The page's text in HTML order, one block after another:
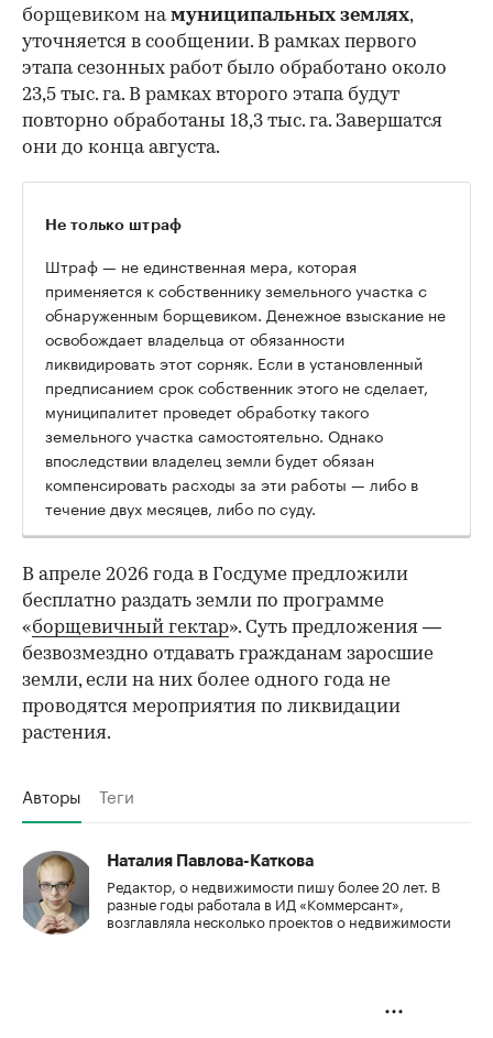
борщевиком намуниципальных землях,
уточняется в сообщении. В рамках первого
этапа сезонных работ было обработано около
23,5 тыс. га. В рамках второго этапа будут
повторно обработаны 18,3 тыс. га. Завершатся
они до конца августа.
Не только штраф
Штраф — не единственная мера, которая
применяется к собственнику земельного участка с
обнаруженным борщевиком. Денежное взыскание не
освобождает владельца от обязанности
ликвидировать этот сорняк. Если в установленный
предписанием срок собственник этого не сделает,
муниципалитет проведет обработку такого
земельного участка самостоятельно. Однако
впоследствии владелец земли будет обязан
компенсировать расходы за эти работы — либо в
течение двух месяцев, либо по суду.
В апреле 2026 года в Госдуме предложили
бесплатно раздать земли по программе
«борщевичный гектар». Суть предложения —
безвозмездно отдавать гражданам заросшие
земли, если на них более одного года не
проводятся мероприятия по ликвидации
растения.
Авторы Теги
Наталия Павлова-Каткова
Редактор, о недвижимости пишу более 20 лет. В
разные годы работала в ИД «Коммерсант»,
возглавляла несколько проектов о недвижимости